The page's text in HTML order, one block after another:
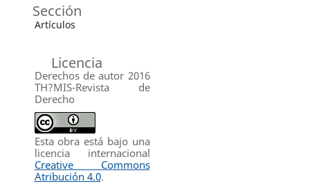
Sección
Artículos
Licencia
Derechos de autor 2016
TH?MIS-Revista de
Derecho
Esta obra está bajo una
licencia internacional
Creative Commons
Atribución 4.0.